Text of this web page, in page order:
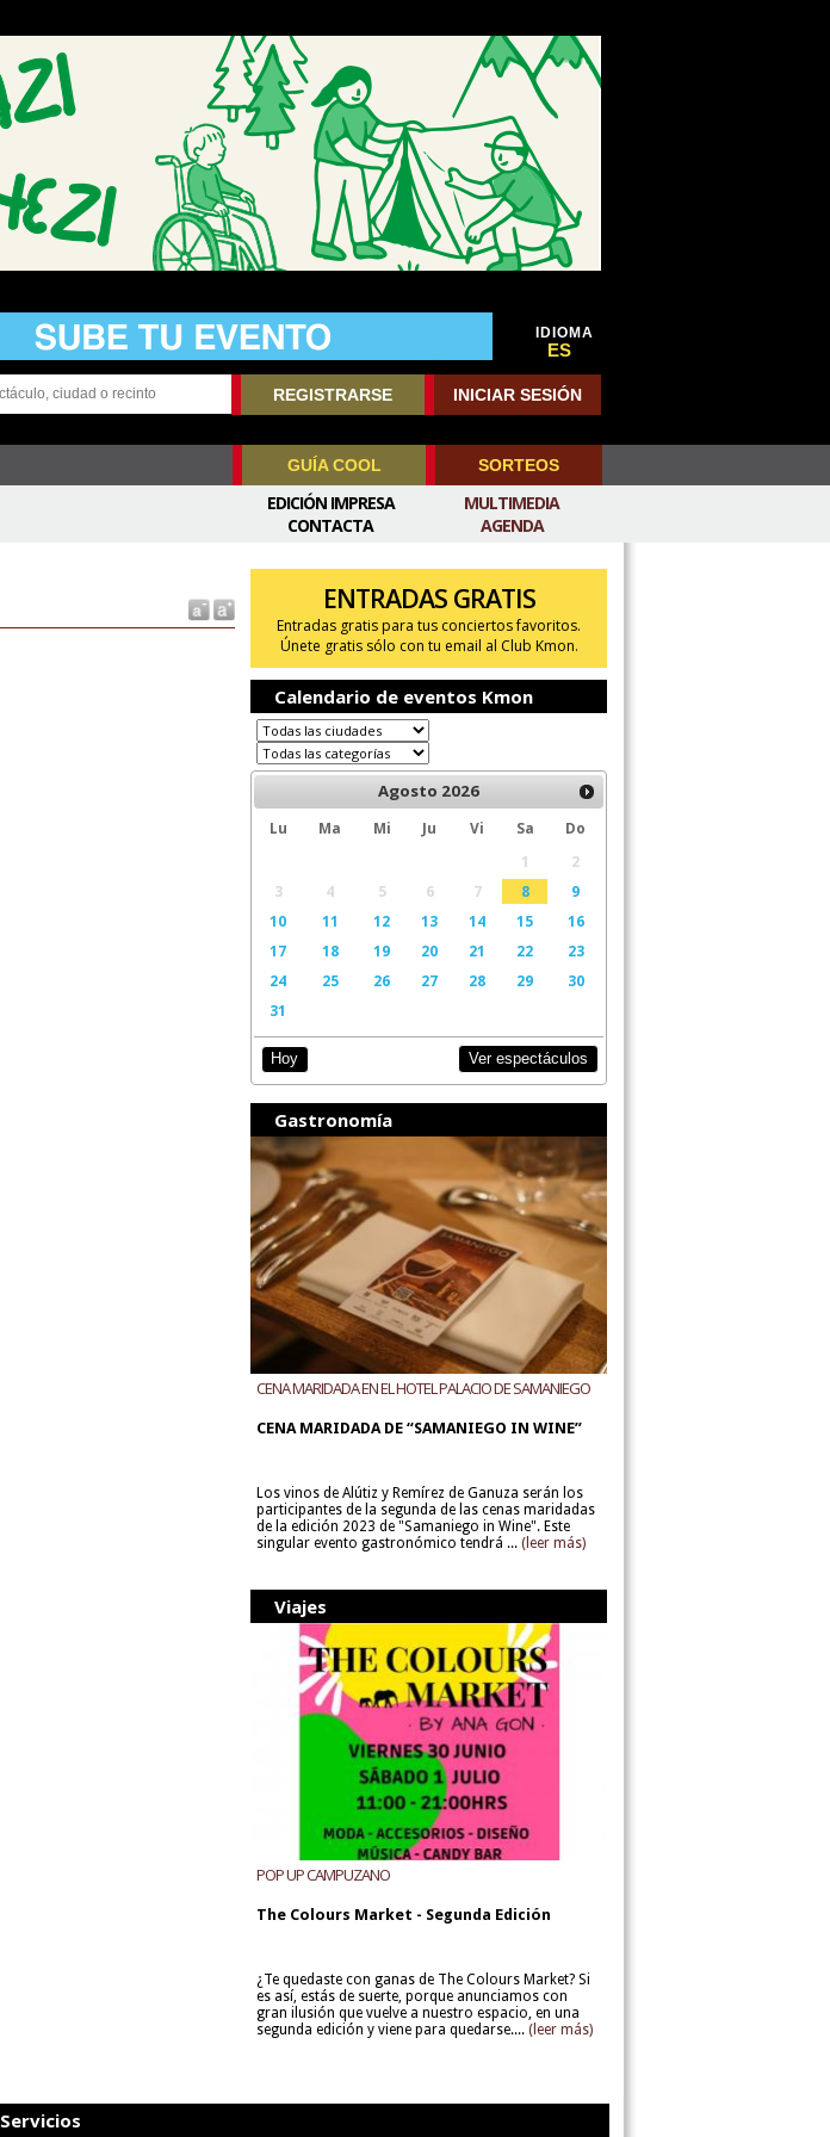
IDIOMA
ES
REGISTRARSE INICIAR SESIÓN
GUÍA COOL SORTEOS
MULTIMEDIA
AGENDA
EDICIÓN IMPRESA
CONTACTA
ENTRADAS GRATIS
Entradas gratis para tus conciertos favoritos.
Únete gratis sólo con tu email al Club Kmon.
Calendario de eventos Kmon
Agosto 2026
Lu Ma Mi Ju Vi Sa
Do
1
2
3
4 5 6 7 8
9
10
11 12 13 14 15
16
17
18 19 20 21 22
23
24
25 26 27 28 29
30
31
Hoy Ver espectáculos
Gastronomía
CENA MARIDADA EN EL HOTEL PALACIO DE SAMANIEGO
CENA MARIDADA DE “SAMANIEGO IN WINE”
Los vinos de Alútiz y Remírez de Ganuza serán los
participantes de la segunda de las cenas maridadas
de la edición 2023 de "Samaniego in Wine". Este
singular evento gastronómico tendrá ... (leer más)
Viajes
POP UP CAMPUZANO
The Colours Market - Segunda Edición
¿Te quedaste con ganas de The Colours Market? Si
es así, estás de suerte, porque anunciamos con
gran ilusión que vuelve a nuestro espacio, en una
segunda edición y viene para quedarse.... (leer más)
Servicios